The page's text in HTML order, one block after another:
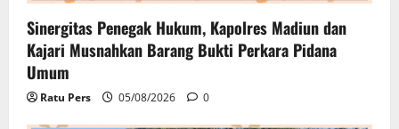
Sinergitas Penegak Hukum, Kapolres Madiun dan
Kajari Musnahkan Barang Bukti Perkara Pidana
Umum
Ratu Pers 05/08/2026 0